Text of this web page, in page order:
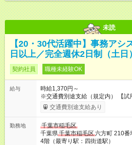
未読
【20・30代活躍中】事務アシ
日以上／完全週休2日制（土日
契約社員 職種未経験OK
給与
時給1,370円～
※交通費別途支給（規定内） 【試用期間】試用期間あり 試用期
間の長さ：2ヶ月 雇用形態、給与
交通費別途支給あり
勤務地
千葉市稲毛区
千葉県千葉市稲毛区六方町 210番
4階（最寄り駅：四街道駅）